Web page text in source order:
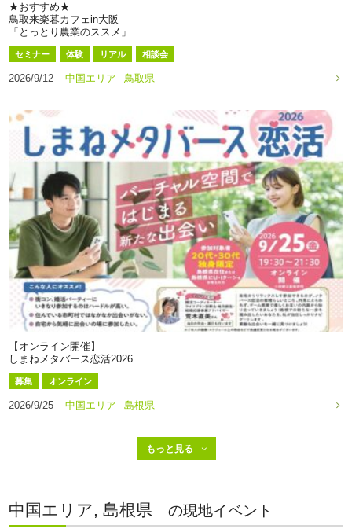
★おすすめ★
鳥取来楽暮カフェin大阪
「とっとり農業のススメ」
セミナー 体験 リアル 相談会
2026/9/12 中国エリア 鳥取県
【オンライン開催】
しまねメタバース恋活2026
募集 オンライン
2026/9/25 中国エリア 島根県
中国エリア, 島根県 の現地イベント